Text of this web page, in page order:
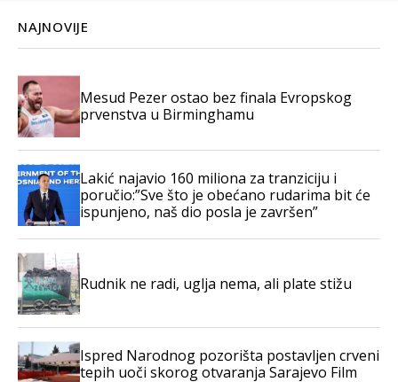
NAJNOVIJE
Mesud Pezer ostao bez finala Evropskog
prvenstva u Birminghamu
Lakić najavio 160 miliona za tranziciju i
poručio:”Sve što je obećano rudarima bit će
ispunjeno, naš dio posla je završen”
Rudnik ne radi, uglja nema, ali plate stižu
Ispred Narodnog pozorišta postavljen crveni
tepih uoči skorog otvaranja Sarajevo Film